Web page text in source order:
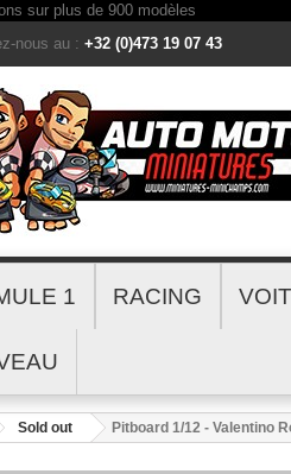
nous au : +32 (0)473 19 07 43
1 RACING
Sold out Pitboard 1/12 - Valentino